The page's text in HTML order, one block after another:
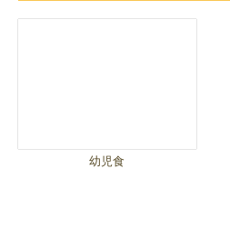
幼児食